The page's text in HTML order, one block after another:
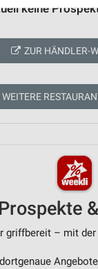
keine
ZUR HÄNDLER-
WEITERE
– mit
Angebote
Inhalte